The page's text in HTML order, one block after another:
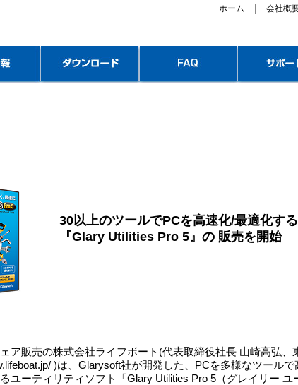
ホーム 会社概
30以上のツールでPCを高速化/最適化す
『Glary Utilities Pro 5』の 販売を開始
ア販売の株式会社ライフボート(代表取締役社長 山崎高弘、
)は、Glarysoft社が開発した、PCを多様なツール
ユーティリティソフト「Glary Utilities Pro 5（グレイリー